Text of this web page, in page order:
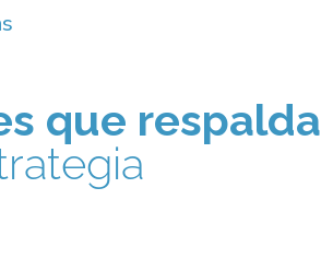
que respalda